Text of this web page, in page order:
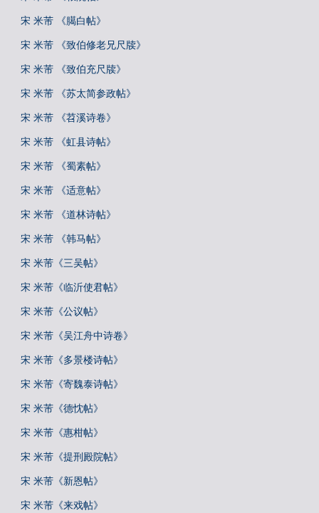
宋 米芾 《臈白帖》
宋 米芾 《致伯修老兄尺牍》
宋 米芾 《致伯充尺牍》
宋 米芾 《苏太简参政帖》
宋 米芾 《苕溪诗卷》
宋 米芾 《虹县诗帖》
宋 米芾 《蜀素帖》
宋 米芾 《适意帖》
宋 米芾 《道林诗帖》
宋 米芾 《韩马帖》
宋 米芾《三吴帖》
宋 米芾《临沂使君帖》
宋 米芾《公议帖》
宋 米芾《吴江舟中诗卷》
宋 米芾《多景楼诗帖》
宋 米芾《寄魏泰诗帖》
宋 米芾《德忱帖》
宋 米芾《惠柑帖》
宋 米芾《提刑殿院帖》
宋 米芾《新恩帖》
宋 米芾《来戏帖》